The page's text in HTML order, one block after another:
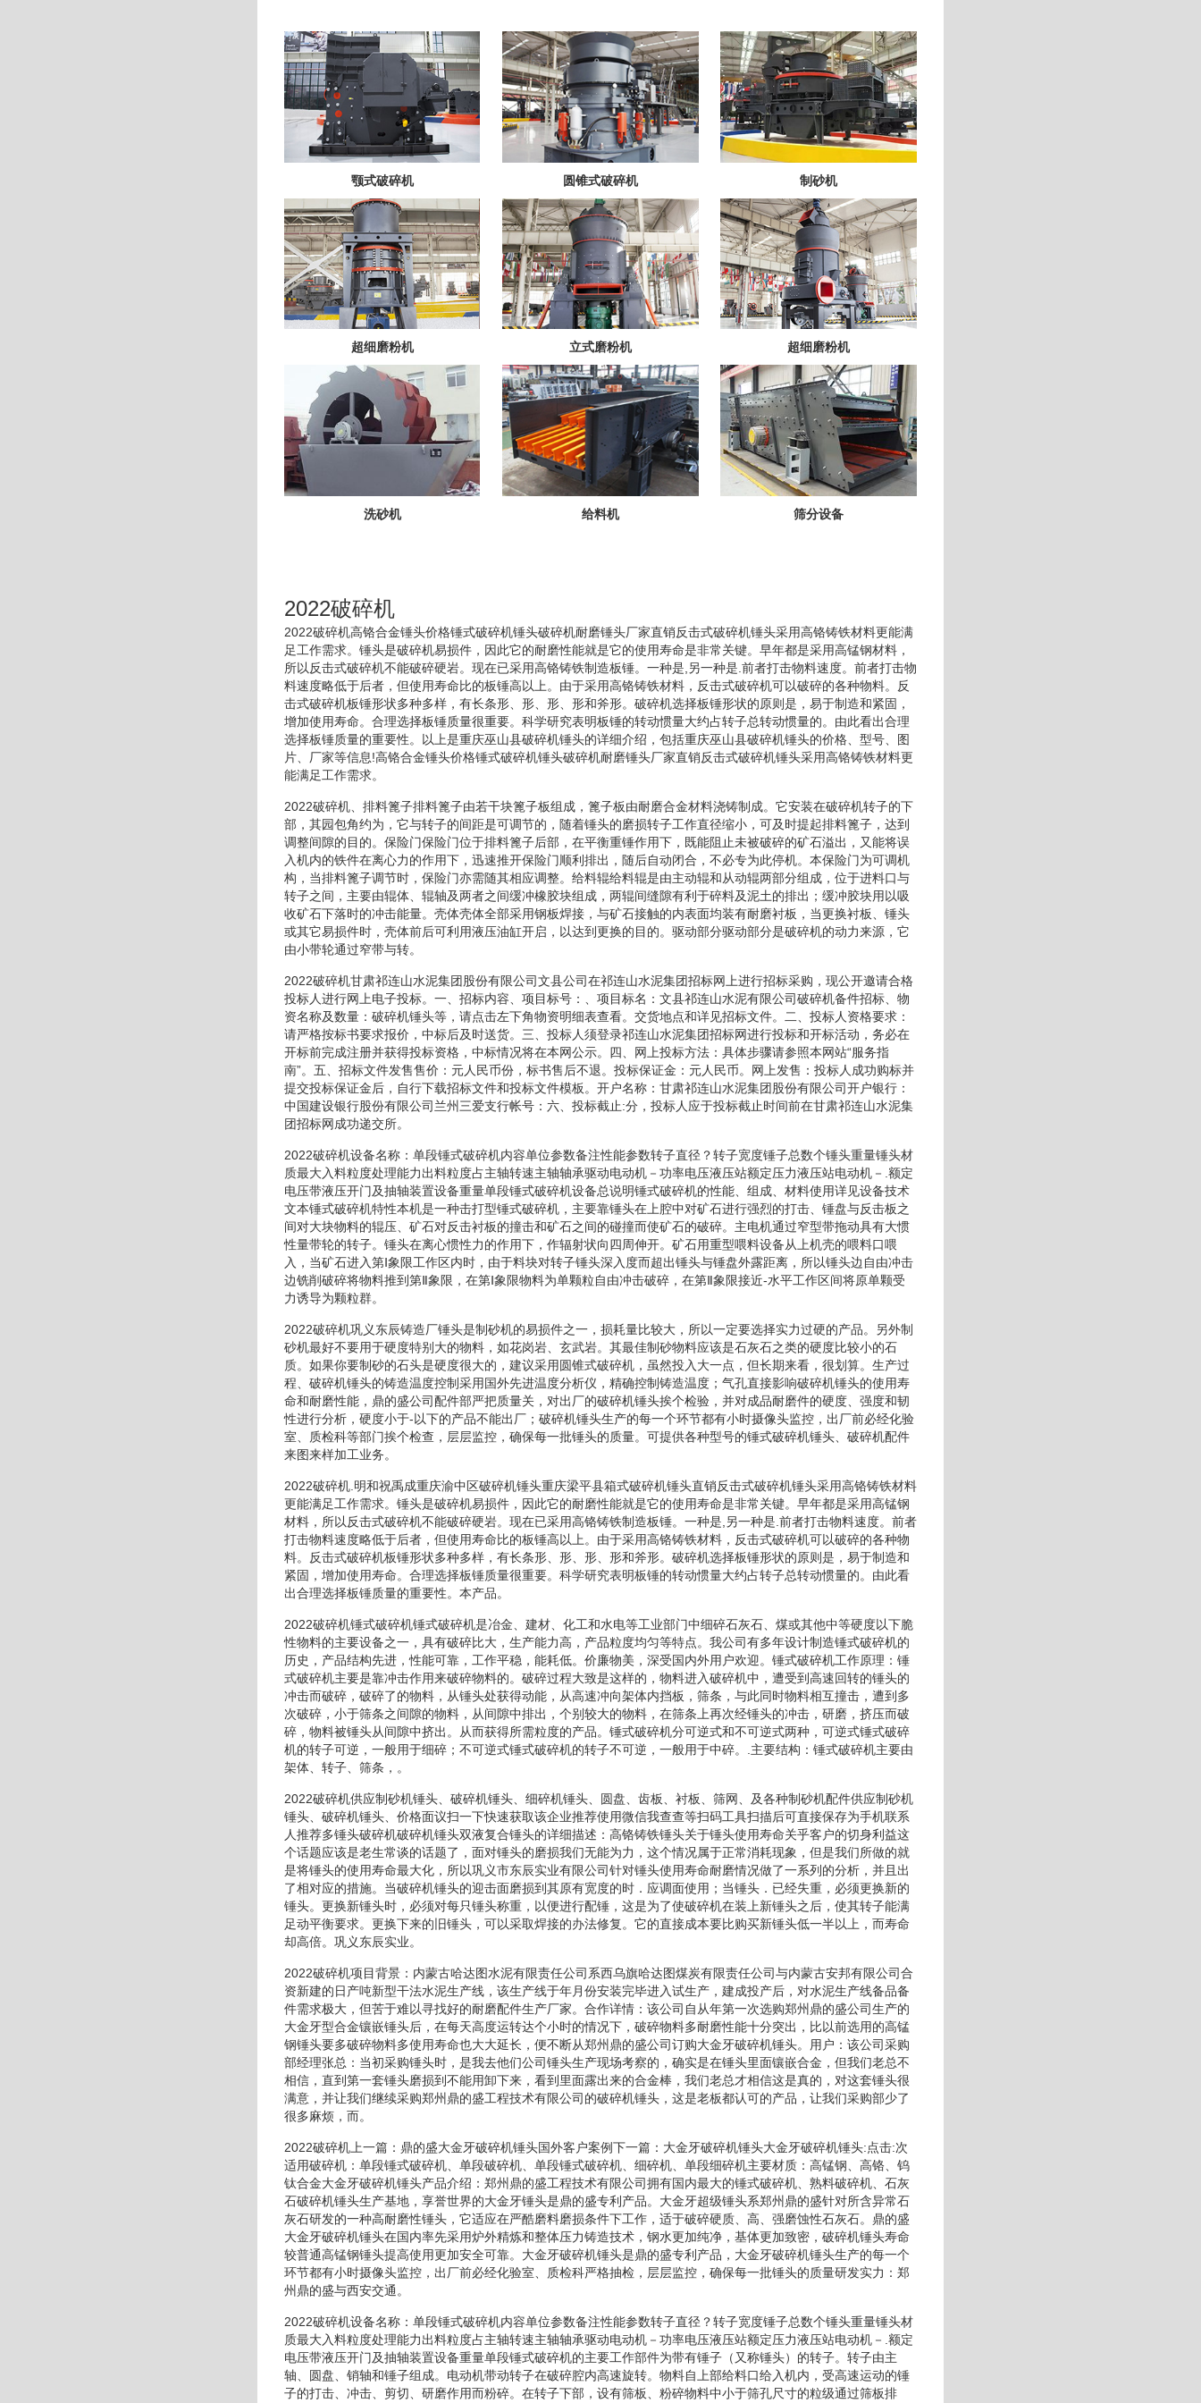
颚式破碎机 圆锥式破碎机 制砂机
超细磨粉机 立式磨粉机 超细磨粉机
洗砂机 给料机 筛分设备
2022破碎机
2022破碎机高铬合金锤头价格锤式破碎机锤头破碎机耐磨锤头厂家直销反击式破碎机锤头采用高铬铸铁材料更能满
足工作需求。锤头是破碎机易损件，因此它的耐磨性能就是它的使用寿命是非常关键。早年都是采用高锰钢材料，
所以反击式破碎机不能破碎硬岩。现在已采用高铬铸铁制造板锤。一种是,另一种是.前者打击物料速度。前者打击物
料速度略低于后者，但使用寿命比的板锤高以上。由于采用高铬铸铁材料，反击式破碎机可以破碎的各种物料。反
击式破碎机板锤形状多种多样，有长条形、形、形、形和斧形。破碎机选择板锤形状的原则是，易于制造和紧固，
增加使用寿命。合理选择板锤质量很重要。科学研究表明板锤的转动惯量大约占转子总转动惯量的。由此看出合理
选择板锤质量的重要性。以上是重庆巫山县破碎机锤头的详细介绍，包括重庆巫山县破碎机锤头的价格、型号、图
片、厂家等信息!高铬合金锤头价格锤式破碎机锤头破碎机耐磨锤头厂家直销反击式破碎机锤头采用高铬铸铁材料更
能满足工作需求。
2022破碎机、排料篦子排料篦子由若干块篦子板组成，篦子板由耐磨合金材料浇铸制成。它安装在破碎机转子的下
部，其园包角约为，它与转子的间距是可调节的，随着锤头的磨损转子工作直径缩小，可及时提起排料篦子，达到
调整间隙的目的。保险门保险门位于排料篦子后部，在平衡重锤作用下，既能阻止未被破碎的矿石溢出，又能将误
入机内的铁件在离心力的作用下，迅速推开保险门顺利排出，随后自动闭合，不必专为此停机。本保险门为可调机
构，当排料篦子调节时，保险门亦需随其相应调整。给料辊给料辊是由主动辊和从动辊两部分组成，位于进料口与
转子之间，主要由辊体、辊轴及两者之间缓冲橡胶块组成，两辊间缝隙有利于碎料及泥土的排出；缓冲胶块用以吸
收矿石下落时的冲击能量。壳体壳体全部采用钢板焊接，与矿石接触的内表面均装有耐磨衬板，当更换衬板、锤头
或其它易损件时，壳体前后可利用液压油缸开启，以达到更换的目的。驱动部分驱动部分是破碎机的动力来源，它
由小带轮通过窄带与转。
2022破碎机甘肃祁连山水泥集团股份有限公司文县公司在祁连山水泥集团招标网上进行招标采购，现公开邀请合格
投标人进行网上电子投标。一、招标内容、项目标号：、项目标名：文县祁连山水泥有限公司破碎机备件招标、物
资名称及数量：破碎机锤头等，请点击左下角物资明细表查看。交货地点和详见招标文件。二、投标人资格要求：
请严格按标书要求报价，中标后及时送货。三、投标人须登录祁连山水泥集团招标网进行投标和开标活动，务必在
开标前完成注册并获得投标资格，中标情况将在本网公示。四、网上投标方法：具体步骤请参照本网站“服务指
南”。五、招标文件发售售价：元人民币份，标书售后不退。投标保证金：元人民币。网上发售：投标人成功购标并
提交投标保证金后，自行下载招标文件和投标文件模板。开户名称：甘肃祁连山水泥集团股份有限公司开户银行：
中国建设银行股份有限公司兰州三爱支行帐号：六、投标截止:分，投标人应于投标截止时间前在甘肃祁连山水泥集
团招标网成功递交所。
2022破碎机设备名称：单段锤式破碎机内容单位参数备注性能参数转子直径？转子宽度锤子总数个锤头重量锤头材
质最大入料粒度处理能力出料粒度占主轴转速主轴轴承驱动电动机－功率电压液压站额定压力液压站电动机－.额定
电压带液压开门及抽轴装置设备重量单段锤式破碎机设备总说明锤式破碎机的性能、组成、材料使用详见设备技术
文本锤式破碎机特性本机是一种击打型锤式破碎机，主要靠锤头在上腔中对矿石进行强烈的打击、锤盘与反击板之
间对大块物料的辊压、矿石对反击衬板的撞击和矿石之间的碰撞而使矿石的破碎。主电机通过窄型带拖动具有大惯
性量带轮的转子。锤头在离心惯性力的作用下，作辐射状向四周伸开。矿石用重型喂料设备从上机壳的喂料口喂
入，当矿石进入第Ⅰ象限工作区内时，由于料块对转子锤头深入度而超出锤头与锤盘外露距离，所以锤头边自由冲击
边铣削破碎将物料推到第Ⅱ象限，在第Ⅰ象限物料为单颗粒自由冲击破碎，在第Ⅱ象限接近-水平工作区间将原单颗受
力诱导为颗粒群。
2022破碎机巩义东辰铸造厂锤头是制砂机的易损件之一，损耗量比较大，所以一定要选择实力过硬的产品。另外制
砂机最好不要用于硬度特别大的物料，如花岗岩、玄武岩。其最佳制砂物料应该是石灰石之类的硬度比较小的石
质。如果你要制砂的石头是硬度很大的，建议采用圆锥式破碎机，虽然投入大一点，但长期来看，很划算。生产过
程、破碎机锤头的铸造温度控制采用国外先进温度分析仪，精确控制铸造温度；气孔直接影响破碎机锤头的使用寿
命和耐磨性能，鼎的盛公司配件部严把质量关，对出厂的破碎机锤头挨个检验，并对成品耐磨件的硬度、强度和韧
性进行分析，硬度小于-以下的产品不能出厂；破碎机锤头生产的每一个环节都有小时摄像头监控，出厂前必经化验
室、质检科等部门挨个检查，层层监控，确保每一批锤头的质量。可提供各种型号的锤式破碎机锤头、破碎机配件
来图来样加工业务。
2022破碎机.明和祝禹成重庆渝中区破碎机锤头重庆梁平县箱式破碎机锤头直销反击式破碎机锤头采用高铬铸铁材料
更能满足工作需求。锤头是破碎机易损件，因此它的耐磨性能就是它的使用寿命是非常关键。早年都是采用高锰钢
材料，所以反击式破碎机不能破碎硬岩。现在已采用高铬铸铁制造板锤。一种是,另一种是.前者打击物料速度。前者
打击物料速度略低于后者，但使用寿命比的板锤高以上。由于采用高铬铸铁材料，反击式破碎机可以破碎的各种物
料。反击式破碎机板锤形状多种多样，有长条形、形、形、形和斧形。破碎机选择板锤形状的原则是，易于制造和
紧固，增加使用寿命。合理选择板锤质量很重要。科学研究表明板锤的转动惯量大约占转子总转动惯量的。由此看
出合理选择板锤质量的重要性。本产品。
2022破碎机锤式破碎机锤式破碎机是冶金、建材、化工和水电等工业部门中细碎石灰石、煤或其他中等硬度以下脆
性物料的主要设备之一，具有破碎比大，生产能力高，产品粒度均匀等特点。我公司有多年设计制造锤式破碎机的
历史，产品结构先进，性能可靠，工作平稳，能耗低。价廉物美，深受国内外用户欢迎。锤式破碎机工作原理：锤
式破碎机主要是靠冲击作用来破碎物料的。破碎过程大致是这样的，物料进入破碎机中，遭受到高速回转的锤头的
冲击而破碎，破碎了的物料，从锤头处获得动能，从高速冲向架体内挡板，筛条，与此同时物料相互撞击，遭到多
次破碎，小于筛条之间隙的物料，从间隙中排出，个别较大的物料，在筛条上再次经锤头的冲击，研磨，挤压而破
碎，物料被锤头从间隙中挤出。从而获得所需粒度的产品。锤式破碎机分可逆式和不可逆式两种，可逆式锤式破碎
机的转子可逆，一般用于细碎；不可逆式锤式破碎机的转子不可逆，一般用于中碎。.主要结构：锤式破碎机主要由
架体、转子、筛条，。
2022破碎机供应制砂机锤头、破碎机锤头、细碎机锤头、圆盘、齿板、衬板、筛网、及各种制砂机配件供应制砂机
锤头、破碎机锤头、价格面议扫一下快速获取该企业推荐使用微信我查查等扫码工具扫描后可直接保存为手机联系
人推荐多锤头破碎机破碎机锤头双液复合锤头的详细描述：高铬铸铁锤头关于锤头使用寿命关乎客户的切身利益这
个话题应该是老生常谈的话题了，面对锤头的磨损我们无能为力，这个情况属于正常消耗现象，但是我们所做的就
是将锤头的使用寿命最大化，所以巩义市东辰实业有限公司针对锤头使用寿命耐磨情况做了一系列的分析，并且出
了相对应的措施。当破碎机锤头的迎击面磨损到其原有宽度的时．应调面使用；当锤头．已经失重，必须更换新的
锤头。更换新锤头时，必须对每只锤头称重，以便进行配锤，这是为了使破碎机在装上新锤头之后，使其转子能满
足动平衡要求。更换下来的旧锤头，可以采取焊接的办法修复。它的直接成本要比购买新锤头低一半以上，而寿命
却高倍。巩义东辰实业。
2022破碎机项目背景：内蒙古哈达图水泥有限责任公司系西乌旗哈达图煤炭有限责任公司与内蒙古安邦有限公司合
资新建的日产吨新型干法水泥生产线，该生产线于年月份安装完毕进入试生产，建成投产后，对水泥生产线备品备
件需求极大，但苦于难以寻找好的耐磨配件生产厂家。合作详情：该公司自从年第一次选购郑州鼎的盛公司生产的
大金牙型合金镶嵌锤头后，在每天高度运转达个小时的情况下，破碎物料多耐磨性能十分突出，比以前选用的高锰
钢锤头要多破碎物料多使用寿命也大大延长，便不断从郑州鼎的盛公司订购大金牙破碎机锤头。用户：该公司采购
部经理张总：当初采购锤头时，是我去他们公司锤头生产现场考察的，确实是在锤头里面镶嵌合金，但我们老总不
相信，直到第一套锤头磨损到不能用卸下来，看到里面露出来的合金棒，我们老总才相信这是真的，对这套锤头很
满意，并让我们继续采购郑州鼎的盛工程技术有限公司的破碎机锤头，这是老板都认可的产品，让我们采购部少了
很多麻烦，而。
2022破碎机上一篇：鼎的盛大金牙破碎机锤头国外客户案例下一篇：大金牙破碎机锤头大金牙破碎机锤头:点击:次
适用破碎机：单段锤式破碎机、单段破碎机、单段锤式破碎机、细碎机、单段细碎机主要材质：高锰钢、高铬、钨
钛合金大金牙破碎机锤头产品介绍：郑州鼎的盛工程技术有限公司拥有国内最大的锤式破碎机、熟料破碎机、石灰
石破碎机锤头生产基地，享誉世界的大金牙锤头是鼎的盛专利产品。大金牙超级锤头系郑州鼎的盛针对所含异常石
灰石研发的一种高耐磨性锤头，它适应在严酷磨料磨损条件下工作，适于破碎硬质、高、强磨蚀性石灰石。鼎的盛
大金牙破碎机锤头在国内率先采用炉外精炼和整体压力铸造技术，钢水更加纯净，基体更加致密，破碎机锤头寿命
较普通高锰钢锤头提高使用更加安全可靠。大金牙破碎机锤头是鼎的盛专利产品，大金牙破碎机锤头生产的每一个
环节都有小时摄像头监控，出厂前必经化验室、质检科严格抽检，层层监控，确保每一批锤头的质量研发实力：郑
州鼎的盛与西安交通。
2022破碎机设备名称：单段锤式破碎机内容单位参数备注性能参数转子直径？转子宽度锤子总数个锤头重量锤头材
质最大入料粒度处理能力出料粒度占主轴转速主轴轴承驱动电动机－功率电压液压站额定压力液压站电动机－.额定
电压带液压开门及抽轴装置设备重量单段锤式破碎机的主要工作部件为带有锤子（又称锤头）的转子。转子由主
轴、圆盘、销轴和锤子组成。电动机带动转子在破碎腔内高速旋转。物料自上部给料口给入机内，受高速运动的锤
子的打击、冲击、剪切、研磨作用而粉碎。在转子下部，设有筛板、粉碎物料中小于筛孔尺寸的粒级通过筛板排